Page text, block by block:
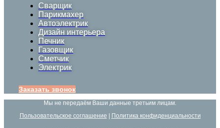
Сварщик
Парикмахер
Автоэлектрик
Дизайн интерьера
Печник
Газовщик
Сметчик
Электрик
Заказать звонок
Мы не передаём Ваши данные третьим лицам.
Пользовательское соглашение
Политика конфиденциальности